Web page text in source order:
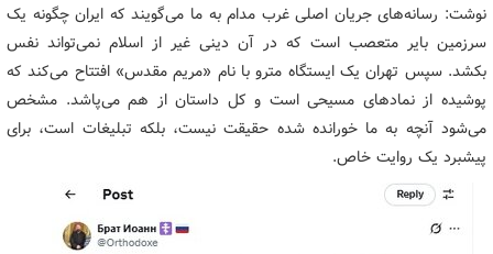
نوشت: رسانه‌های جریان اصلی غرب مدام به ما می‌گویند که ایران چگونه یک
سرزمین بایر متعصب است که در آن دینی غیر از اسلام نمی‌تواند نفس
بکشد. سپس تهران یک ایستگاه مترو با نام «مریم مقدس» افتتاح می‌کند که
پوشیده از نمادهای مسیحی است و کل داستان از هم می‌پاشد. مشخص
می‌شود آنچه به ما خورانده شده حقیقت نیست، بلکه تبلیغات است، برای
پیشبرد یک روایت خاص.